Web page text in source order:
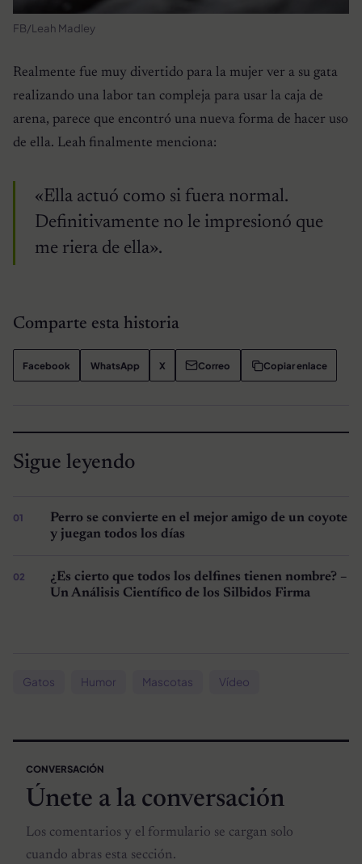
FB/Leah Madley
Realmente fue muy divertido para la mujer ver a su gata
realizando una labor tan compleja para usar la caja de
arena, parece que encontró una nueva forma de hacer uso
de ella. Leah finalmente menciona:
«Ella actuó como si fuera normal.
Definitivamente no le impresionó que
me riera de ella».
Comparte esta historia
Facebook WhatsApp X Correo Copiar enlace
Sigue leyendo
Perro se convierte en el mejor amigo de un coyote
y juegan todos los días
¿Es cierto que todos los delfines tienen nombre? –
Un Análisis Científico de los Silbidos Firma
Gatos Humor Mascotas Vídeo
CONVERSACIÓN
Únete a la conversación
Los comentarios y el formulario se cargan solo
cuando abras esta sección.